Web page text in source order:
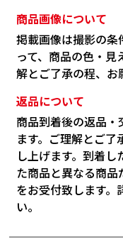
商品画像について
掲載画像は撮影の条
って、商品の色・見
解とご了承の程、お
返品について
商品到着後の返品
ます。ご理解とご
し上げます。到着
た商品と異なる商
をお受付致します。
い。